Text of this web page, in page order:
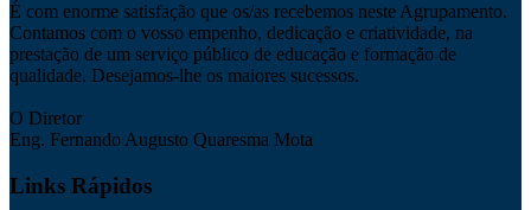
É com enorme satisfação que os/as recebemos neste Agrupamento.
Contamos com o vosso empenho, dedicação e criatividade, na
prestação de um serviço público de educação e formação de
qualidade. Desejamos-lhe os maiores sucessos.
O Diretor
Eng. Fernando Augusto Quaresma Mota
Links Rápidos